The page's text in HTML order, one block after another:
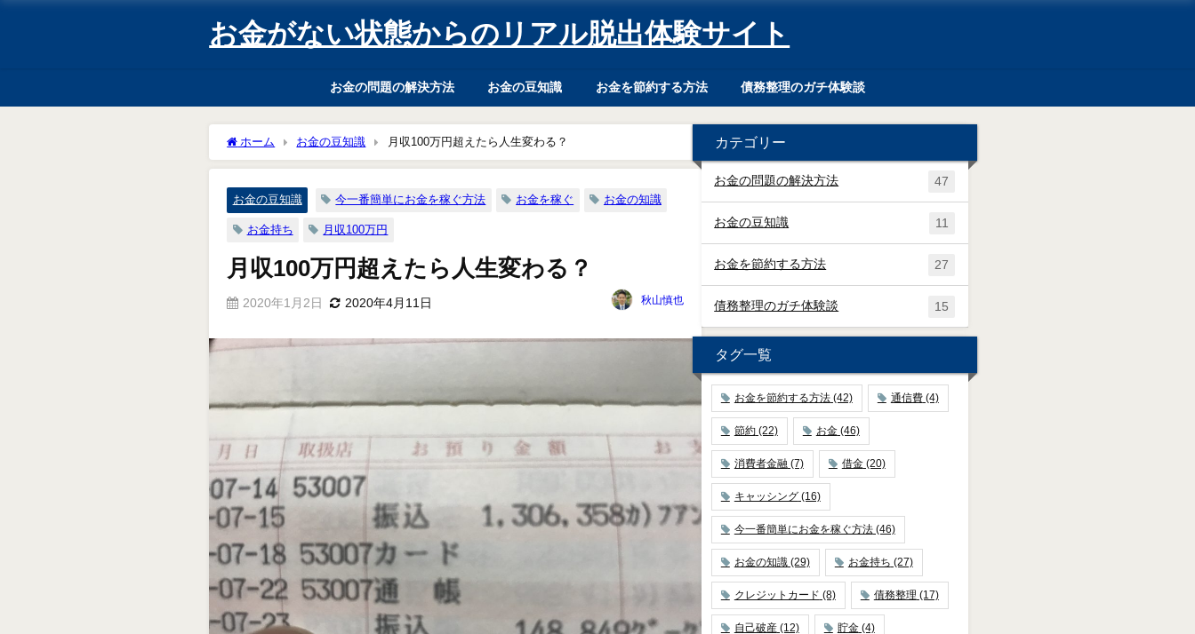
お金がない状態からのリアル脱出体験サイト
お金の問題の解決方法 お金の豆知識 お金を節約する方法 債務整理のガチ体験談
ホーム お金の豆知識 月収100万円超えたら人生変わる？
お金の豆知識 今一番簡単にお金を稼ぐ方法 お金を稼ぐ お金の知識
お金持ち 月収100万円
月収100万円超えたら人生変わる？
2020年1月2日 2020年4月11日 秋山慎也
カテゴリー
お金の問題の解決方法 47
お金の豆知識 11
お金を節約する方法 27
債務整理のガチ体験談 15
タグ一覧
お金を節約する方法(42) 通信費(4)
節約(22) お金(46)
消費者金融 (7) 借金(20)
キャッシング(16)
今一番簡単にお金を稼ぐ方法(46)
お金の知識(29) お金持ち (27)
クレジットカード (8) 債務整理 (17)
自己破産(12) 貯金(4)